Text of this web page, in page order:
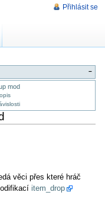
−
mod
věci přes které hráč
item_drop
Přihlásit se